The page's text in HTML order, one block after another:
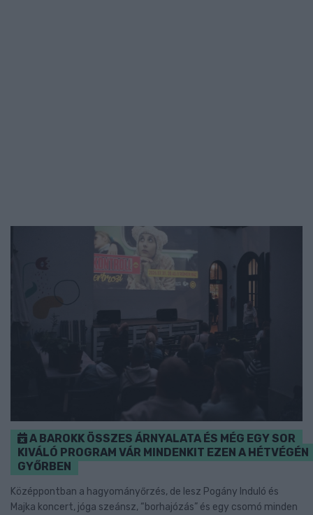
A BAROKK ÖSSZES ÁRNYALATA ÉS MÉG EGY SOR
KIVÁLÓ PROGRAM VÁR MINDENKIT EZEN A HÉTVÉGÉN
GYŐRBEN
Középpontban a hagyományőrzés, de lesz Pogány Induló és
Majka koncert, jóga szeánsz, “borhajózás” és egy csomó minden